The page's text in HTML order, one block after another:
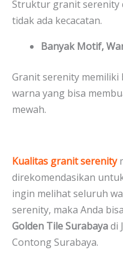
Struktur granit serenity
tidak ada kecacatan.
Banyak Motif,
Granit serenity
warna yang bisa
mewah.
Kualitas granit serenity
direkomendasikan
ingin melihat seluruh
serenity, maka Anda
Golden Tile Surabayadi
Contong Surabaya.